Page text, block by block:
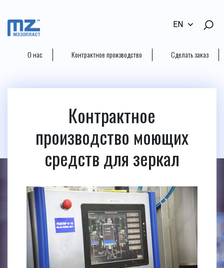
EN
О нас Контрактное производство Сделать заказ
Контрактное
производство моющих
средств для зеркал